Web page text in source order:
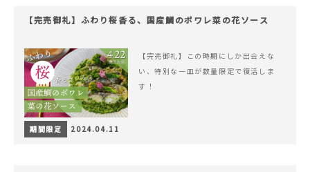
【完売御礼】ふわり桜香る、国産鯛のポワレ菜の花ソース
【完売御礼】この時期にしか出会えな
い、特別な一皿が数量限定で復活しま
す！
期間限定 2024.04.11